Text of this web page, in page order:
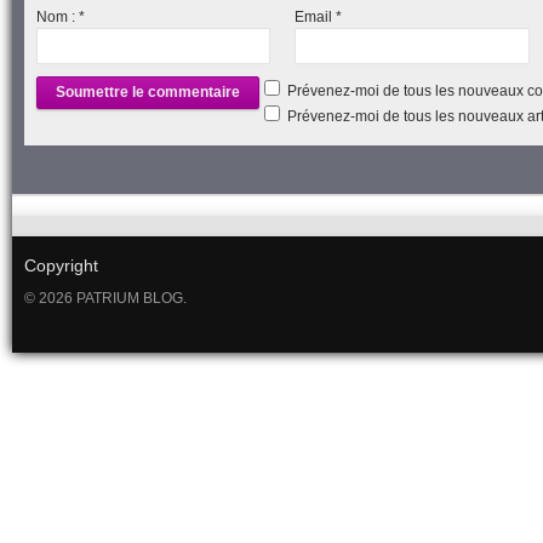
Nom : * Email*
Prévenez-moi de tous les nouveaux
Prévenez-moi de tous les nouveaux
Copyright
© 2026 PATRIUM BLOG.